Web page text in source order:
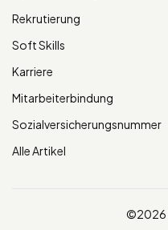
Rekrutierung
Soft Skills
Karriere
Mitarbeiterbindung
Sozialversicherungsnummer
Alle Artikel
©2026